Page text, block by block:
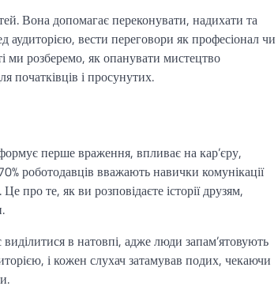
Вона допомагає переконувати, надихати та
вести переговори як професіонал чи
ми розберемо, як опанувати мистецтво
початківців і просунутих.
перше враження, впливає на кар’єру,
роботодавців вважають навички комунікації
те, як ви розповідаєте історії друзям,
в натовпі, адже люди запам’ятовують
і кожен слухач затамував подих, чекаючи